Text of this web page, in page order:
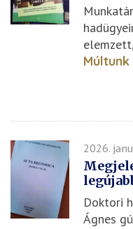
2026.
Doktori
Ágnes